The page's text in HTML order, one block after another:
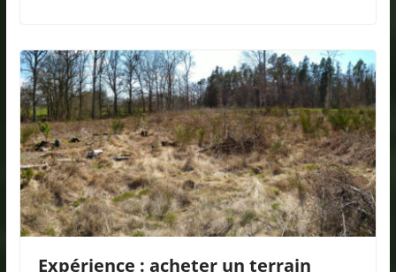
Expérience : acheter un terrain